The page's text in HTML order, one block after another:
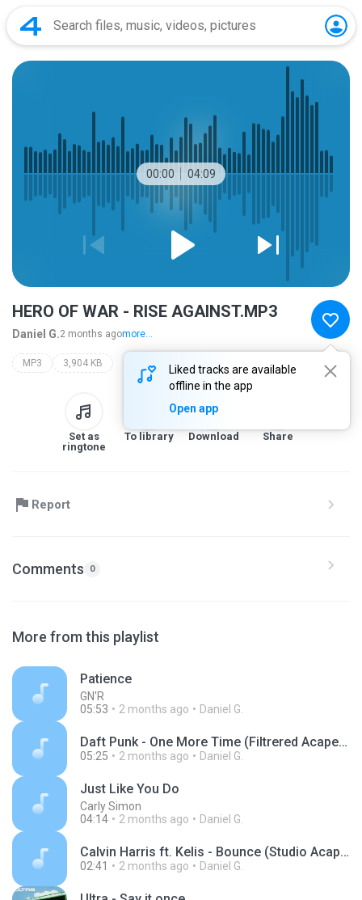
00:00 04:09
Liked tracks are available
offline in the app
Open app
HERO OF WAR - RISE AGAINST.MP3
Daniel G.2 months agomore...
MP3 3,904 KB
Set as
ringtone
To library Download Share
Report
Comments 0
More from this playlist
Patience
GN'R
05:53
2 months ago Daniel G.
Daft Punk - One More Time (Filtrered Acapella) (128 kbps) (1).mp3
05:25 2 months ago Daniel G.
Just Like You Do
Carly Simon
04:14
2 months ago Daniel G.
Calvin Harris ft. Kelis - Bounce (Studio Acapella) WITH DOWNLOAD LINK (128 kbps) (1).mp3
02:41 2 months ago Daniel G.